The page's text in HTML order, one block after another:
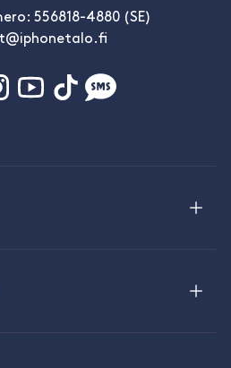
556818-4880 (SE)